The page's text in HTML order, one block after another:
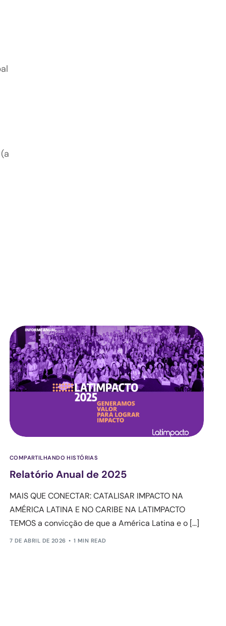
COMPARTILHANDO HISTÓRIAS
Relatório Anual de 2025
MAIS QUE CONECTAR: CATALISAR IMPACTO NA
AMÉRICA LATINA E NO CARIBE NA LATIMPACTO
TEMOS a convicção de que a América Latina e o […]
7 DE ABRIL DE 2026 1 MIN READ